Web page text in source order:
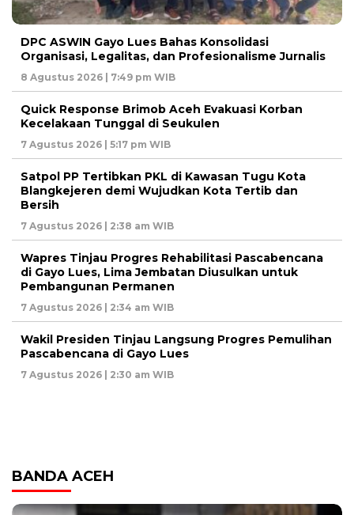
DPC ASWIN Gayo Lues Bahas Konsolidasi
Organisasi, Legalitas, dan Profesionalisme Jurnalis
8 Agustus 2026 | 7:49 pm WIB
Quick Response Brimob Aceh Evakuasi Korban
Kecelakaan Tunggal di Seukulen
7 Agustus 2026 | 5:17 pm WIB
Satpol PP Tertibkan PKL di Kawasan Tugu Kota
Blangkejeren demi Wujudkan Kota Tertib dan
Bersih
7 Agustus 2026 | 2:38 am WIB
Wapres Tinjau Progres Rehabilitasi Pascabencana
di Gayo Lues, Lima Jembatan Diusulkan untuk
Pembangunan Permanen
7 Agustus 2026 | 2:34 am WIB
Wakil Presiden Tinjau Langsung Progres Pemulihan
Pascabencana di Gayo Lues
7 Agustus 2026 | 2:30 am WIB
BANDA ACEH